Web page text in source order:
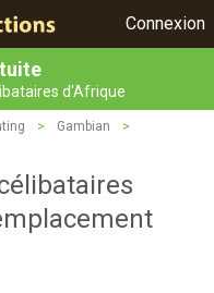
Connexion
d'Afrique
> Gambian
>